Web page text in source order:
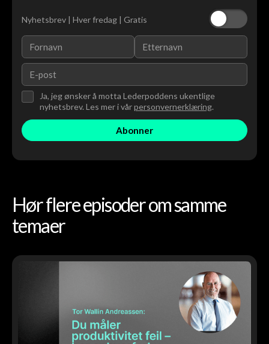
Nyhetsbrev | Hver fredag | Gratis
Ja, jeg ønsker å motta Lederpoddens ukentlige
nyhetsbrev. Les mer i vårpersonvernerklæring.
Hør flere episoder om samme
temaer